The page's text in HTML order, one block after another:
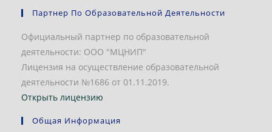
Партнер По Образовательной Деятельности
Официальный партнер по образовательной
деятельности: ООО "МЦНИП"
Лицензия на осуществление образовательной
деятельности №1686 от 01.11.2019.
Открыть лицензию
Общая Информация